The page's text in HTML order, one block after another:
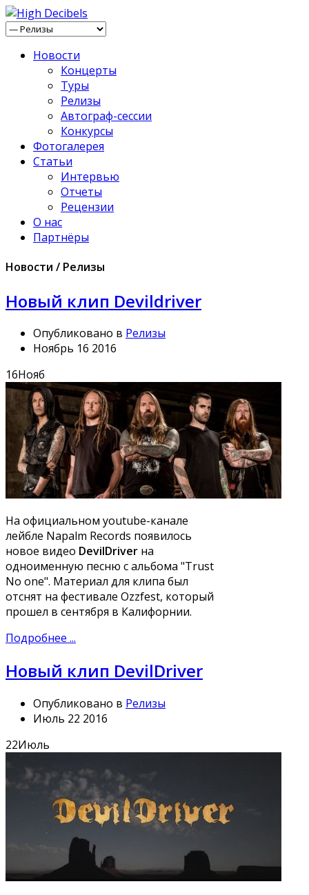
Новости
Концерты
Туры
Релизы
Автограф-сессии
Конкурсы
Фотогалерея
Статьи
Интервью
Отчеты
Рецензии
О нас
Партнёры
Новости / Релизы
Новый клип Devildriver
Опубликовано в Релизы
Ноябрь 16 2016
16Нояб
На официальном youtube-канале
лейбле Napalm Records появилось
новое видео DevilDriver на
одноименную песню с альбома "Trust
No one". Материал для клипа был
отснят на фестивале Ozzfest, который
прошел в сентября в Калифорнии.
Подробнее ...
Новый клип DevilDriver
Опубликовано в Релизы
Июль 22 2016
22Июль